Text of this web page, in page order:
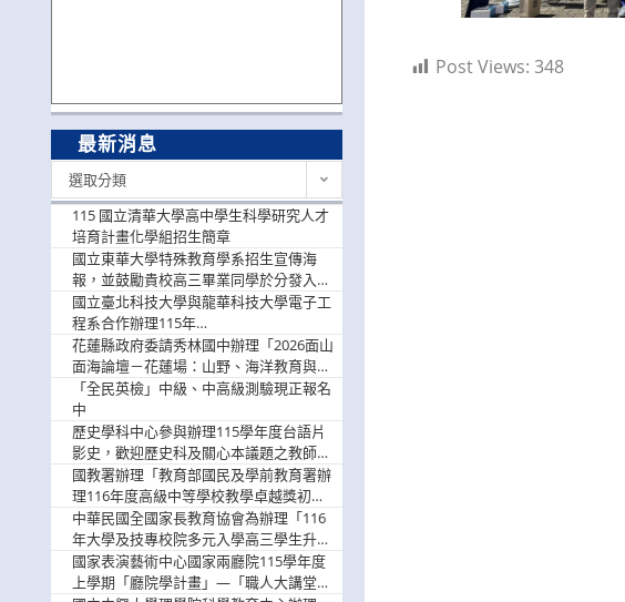
Post Views: 348
最新消息
選取分類
115 國立清華大學高中學生科學研究人才
培育計畫化學組招生簡章
國立東華大學特殊教育學系招生宣傳海
報，並鼓勵貴校高三畢業同學於分發入學
階段踴躍選填。
國立臺北科技大學與龍華科技大學電子工
程系合作辦理115年
「115.08.10~08.12「AI賦能應用於智慧半
導體研習營」，歡迎學生踴躍報名參加
花蓮縣政府委請秀林國中辦理「2026面山
面海論壇－花蓮場：山野、海洋教育與戶
外安全實務課程」，歡迎踴躍報名參加
「全民英檢」中級、中高級測驗現正報名
中
歷史學科中心參與辦理115學年度台語片
影史，歡迎歷史科及關心本議題之教師踴
躍報名參加
國教署辦理「教育部國民及學前教育署辦
理116年度高級中等學校教學卓越獎初選
實施計畫」，鼓勵教師踴躍報名
中華民國全國家長教育協會為辦理「116
年大學及技專校院多元入學高三學生升學
輔導家長說明會」
國家表演藝術中心國家兩廳院115學年度
上學期「廳院學計畫」—「職人大講堂」